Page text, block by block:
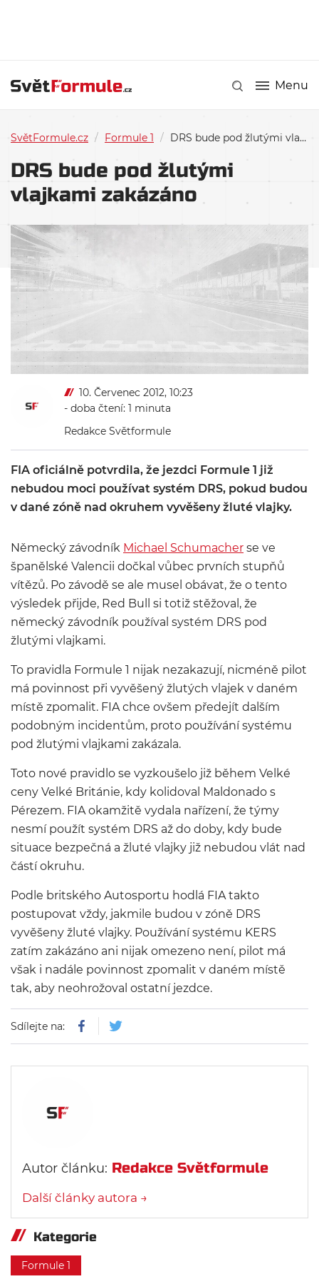
Menu
SvětFormule.cz / Formule 1 / DRS bude pod žlutými vlajkami zakázáno
DRS bude pod žlutými
vlajkami zakázáno
10. Červenec 2012, 10:23
- doba čtení: 1 minuta
Redakce Světformule
FIA oficiálně potvrdila, že jezdci Formule 1 již
nebudou moci používat systém DRS, pokud budou
v dané zóně nad okruhem vyvěšeny žluté vlajky.
Německý závodník Michael Schumacher se ve
španělské Valencii dočkal vůbec prvních stupňů
vítězů. Po závodě se ale musel obávat, že o tento
výsledek přijde, Red Bull si totiž stěžoval, že
německý závodník používal systém DRS pod
žlutými vlajkami.
To pravidla Formule 1 nijak nezakazují, nicméně pilot
má povinnost při vyvěšený žlutých vlajek v daném
místě zpomalit. FIA chce ovšem předejít dalším
podobným incidentům, proto používání systému
pod žlutými vlajkami zakázala.
Toto nové pravidlo se vyzkoušelo již během Velké
ceny Velké Británie, kdy kolidoval Maldonado s
Pérezem. FIA okamžitě vydala nařízení, že týmy
nesmí použít systém DRS až do doby, kdy bude
situace bezpečná a žluté vlajky již nebudou vlát nad
částí okruhu.
Podle britského Autosportu hodlá FIA takto
postupovat vždy, jakmile budou v zóně DRS
vyvěšeny žluté vlajky. Používání systému KERS
zatím zakázáno ani nijak omezeno není, pilot má
však i nadále povinnost zpomalit v daném místě
tak, aby neohrožoval ostatní jezdce.
Sdílejte na:
Autor článku: Redakce Světformule
Další články autora →
Kategorie
Formule 1